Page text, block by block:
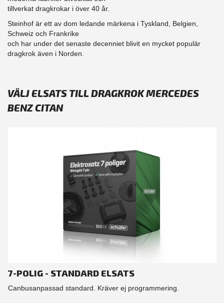
tillverkat dragkrokar i över 40 år.
Steinhof är ett av dom ledande märkena i Tyskland, Belgien,
Schweiz och Frankrike
och har under det senaste decenniet blivit en mycket populär
dragkrok även i Norden.
VÄLJ ELSATS TILL DRAGKROK MERCEDES
BENZ CITAN
7-POLIG - STANDARD ELSATS
Canbusanpassad standard. Kräver ej programmering.